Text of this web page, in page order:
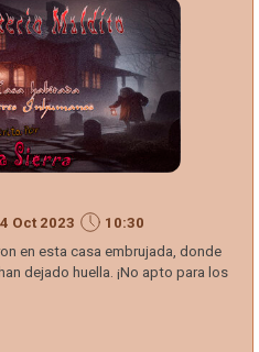
Oct 2023
10:30
en esta casa embrujada, donde
dejado huella. ¡No apto para los